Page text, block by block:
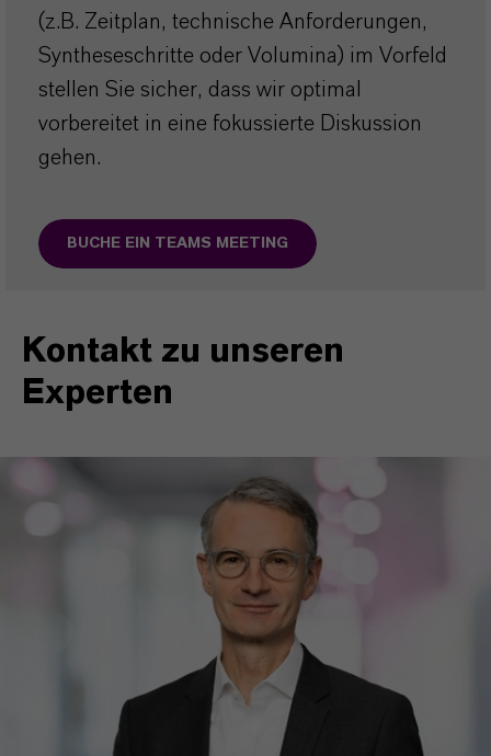
(z.B. Zeitplan, technische Anforderungen,
Syntheseschritte oder Volumina) im Vorfeld
stellen Sie sicher, dass wir optimal
vorbereitet in eine fokussierte Diskussion
gehen.
BUCHE EIN TEAMS MEETING
Kontakt zu unseren
Experten